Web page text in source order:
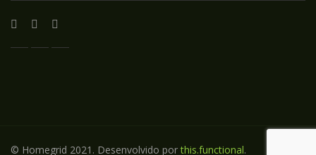
© Homegrid 2021. Desenvolvido porthis.functional.